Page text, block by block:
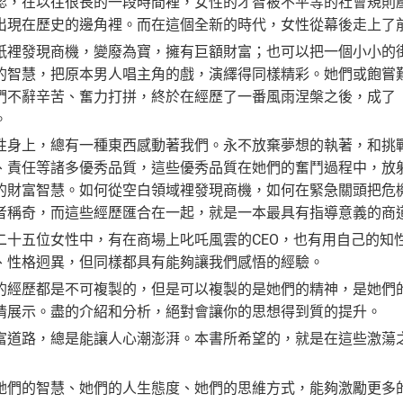
現在歷史的邊角裡。而在這個全新的時代，女性從幕後走上
現商機，變廢為寶，擁有巨額財富；也可以把一個小小的
智慧，把原本男人唱主角的戲，演繹得同樣精彩。她們或飽
不辭辛苦、奮力打拼，終於在經歷了一番風雨涅槃之後，成
，總有一種東西感動著我們。永不放棄夢想的執著，和挑
責任等諸多優秀品質，這些優秀品質在她們的奮鬥過程中，
財富智慧。如何從空白領域裡發現商機，如何在緊急關頭把
稱奇，而這些經歷匯合在一起，就是一本最具有指導意義的商
位女性中，有在商場上叱吒風雲的CEO，也有用自己的知
性格迥異，但同樣都具有能夠讓我們感悟的經驗。
都是不可複製的，但是可以複製的是她們的精神，是她們
展示。盡的介紹和分析，絕對會讓你的思想得到質的提升。
，總是能讓人心潮澎湃。本書所希望的，就是在這些激蕩
智慧、她們的人生態度、她們的思維方式，能夠激勵更多